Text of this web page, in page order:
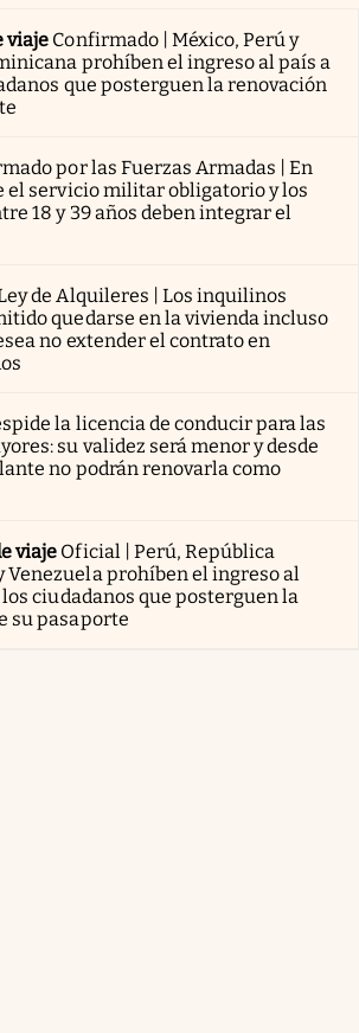
viaje Confirmado | México, Perú y
prohíben el ingreso al país a
que posterguen la renovación
por las Fuerzas Armadas | En
el servicio militar obligatorio y los
18 y 39 años deben integrar el
de Alquileres | Los inquilinos
quedarse en la vivienda incluso
no extender el contrato en
la licencia de conducir para las
su validez será menor y desde
no podrán renovarla como
viaje Oficial | Perú, República
Venezuela prohíben el ingreso al
ciudadanos que posterguen la
su pasaporte